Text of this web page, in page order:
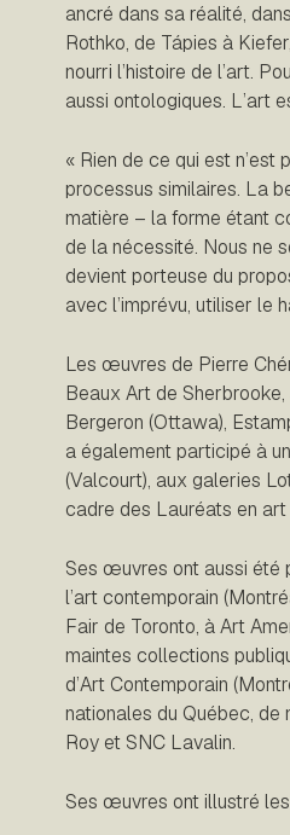
ancré dans sa réalité,
Rothko, de Tápies à
nourri l’histoire de l’art.
aussi ontologiques. L’art
« Rien de ce qui est
processus similaires. La
matière – la forme étant
de la nécessité. Nous ne
devient porteuse du
avec l’imprévu, utiliser le
Les œuvres de Pierre
Beaux Art de
Bergeron (Ottawa),
a également participé à
(Valcourt), aux galeries
cadre des Lauréats en art
Ses œuvres ont aussi été
l’art contemporain
Fair de Toronto, à Art
maintes collections
d’Art Contemporain
nationales du Québec,
Roy et SNC Lavalin.
Ses œuvres ont illustré